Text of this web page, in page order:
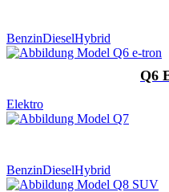
BenzinDieselHybrid
Q6
Elektro
BenzinDieselHybrid